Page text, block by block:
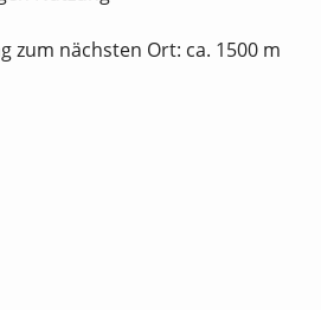
zum nächsten Ort: ca. 1500 m